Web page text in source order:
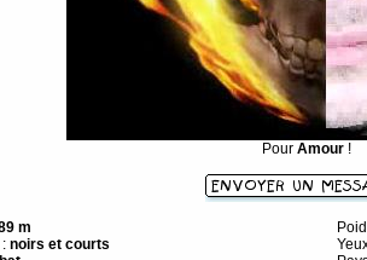
Pour Amour !
m
noirs et courts